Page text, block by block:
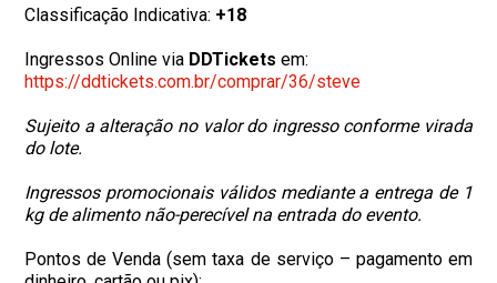
Classificação Indicativa: +18
​Ingressos Online via DDTickets em:
https://ddtickets.com.br/comprar/36/steve
Sujeito a alteração no valor do ingresso conforme virada
do lote.
Ingressos promocionais válidos mediante a entrega de 1
kg de alimento não-perecível na entrada do evento.
​Pontos de Venda (sem taxa de serviço – pagamento em